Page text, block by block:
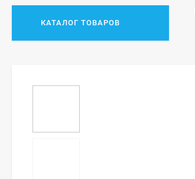
КАТАЛОГ ТОВАРОВ